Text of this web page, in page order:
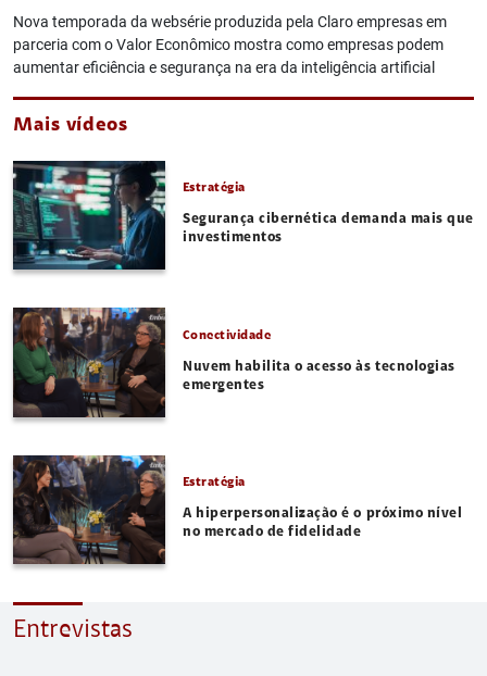
Nova temporada da websérie produzida pela Claro empresas em
parceria com o Valor Econômico mostra como empresas podem
aumentar eficiência e segurança na era da inteligência artificial
Mais vídeos
Estratégia
Segurança cibernética demanda mais que
investimentos
Conectividade
Nuvem habilita o acesso às tecnologias
emergentes
Estratégia
A hiperpersonalização é o próximo nível
no mercado de fidelidade
Entrevistas